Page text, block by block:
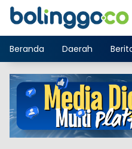
Langsung
Beranda
Daerah